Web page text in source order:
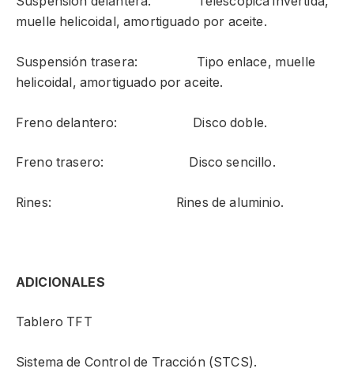
muelle helicoidal, amortiguado por aceite.
Suspensión trasera: Tipo enlace, muelle
helicoidal, amortiguado por aceite.
Freno delantero: Disco doble.
Freno trasero: Disco sencillo.
Rines: Rines de aluminio.
ADICIONALES
Tablero TFT
Sistema de Control de Tracción (STCS).